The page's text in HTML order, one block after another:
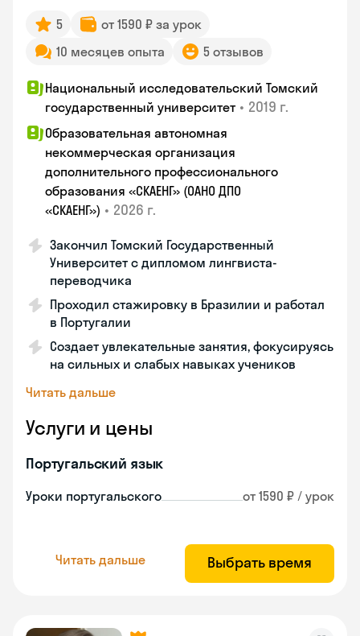
5
от 1590 ₽ за урок
10 месяцев опыта
5 отзывов
Национальный исследовательский Томский
государственный университет • 2019 г.
Образовательная автономная
некоммерческая организация
дополнительного профессионального
образования «СКАЕНГ» (ОАНО ДПО
«СКАЕНГ») • 2026 г.
Закончил Томский Государственный
Университет с дипломом лингвиста-
переводчика
Проходил стажировку в Бразилии и работал
в Португалии
Создает увлекательные занятия, фокусируясь
на сильных и слабых навыках учеников
Читать дальше
Услуги и цены
Португальский язык
Уроки португальского от 1590 ₽ / урок
Читать дальше Выбрать время